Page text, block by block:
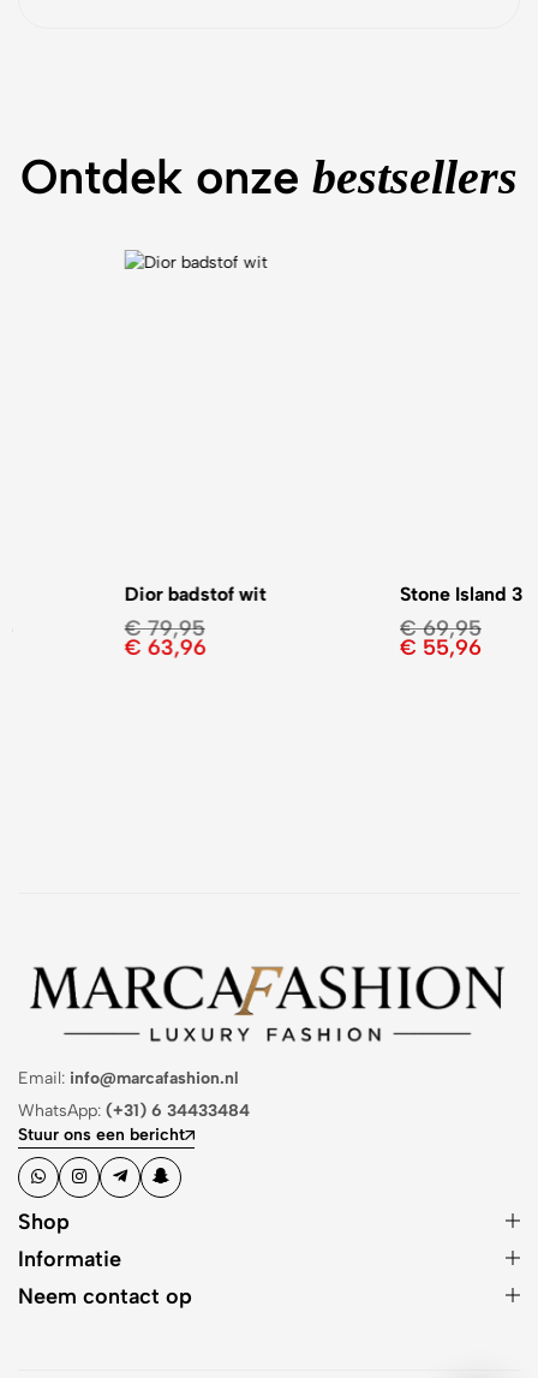
Ontdek onze bestsellers
Dior badstof wit Stone Island 3 kleuren
Email: info@marcafashion.nl
WhatsApp: (+31) 6 34433484
Stuur ons een bericht
Shop
Informatie
Neem contact op